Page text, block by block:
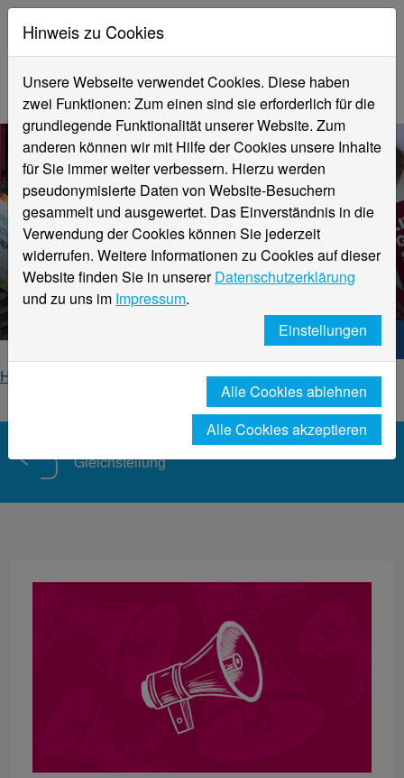
Aktuelle Informationen
Gleichstellung
Hochschule Niederrhein. Dein Weg.
Home
Gleichstellung
Gleichstellung
Hinweis zu Cookies
Unsere Webseite verwendet Cookies. Diese haben
zwei Funktionen: Zum einen sind sie erforderlich für die
grundlegende Funktionalität unserer Website. Zum
anderen können wir mit Hilfe der Cookies unsere Inhalte
für Sie immer weiter verbessern. Hierzu werden
pseudonymisierte Daten von Website-Besuchern
gesammelt und ausgewertet. Das Einverständnis in die
Verwendung der Cookies können Sie jederzeit
widerrufen. Weitere Informationen zu Cookies auf dieser
Website finden Sie in unsererDatenschutzerklärung
und zu uns im Impressum.
Einstellungen
Alle Cookies ablehnen
Alle Cookies akzeptieren